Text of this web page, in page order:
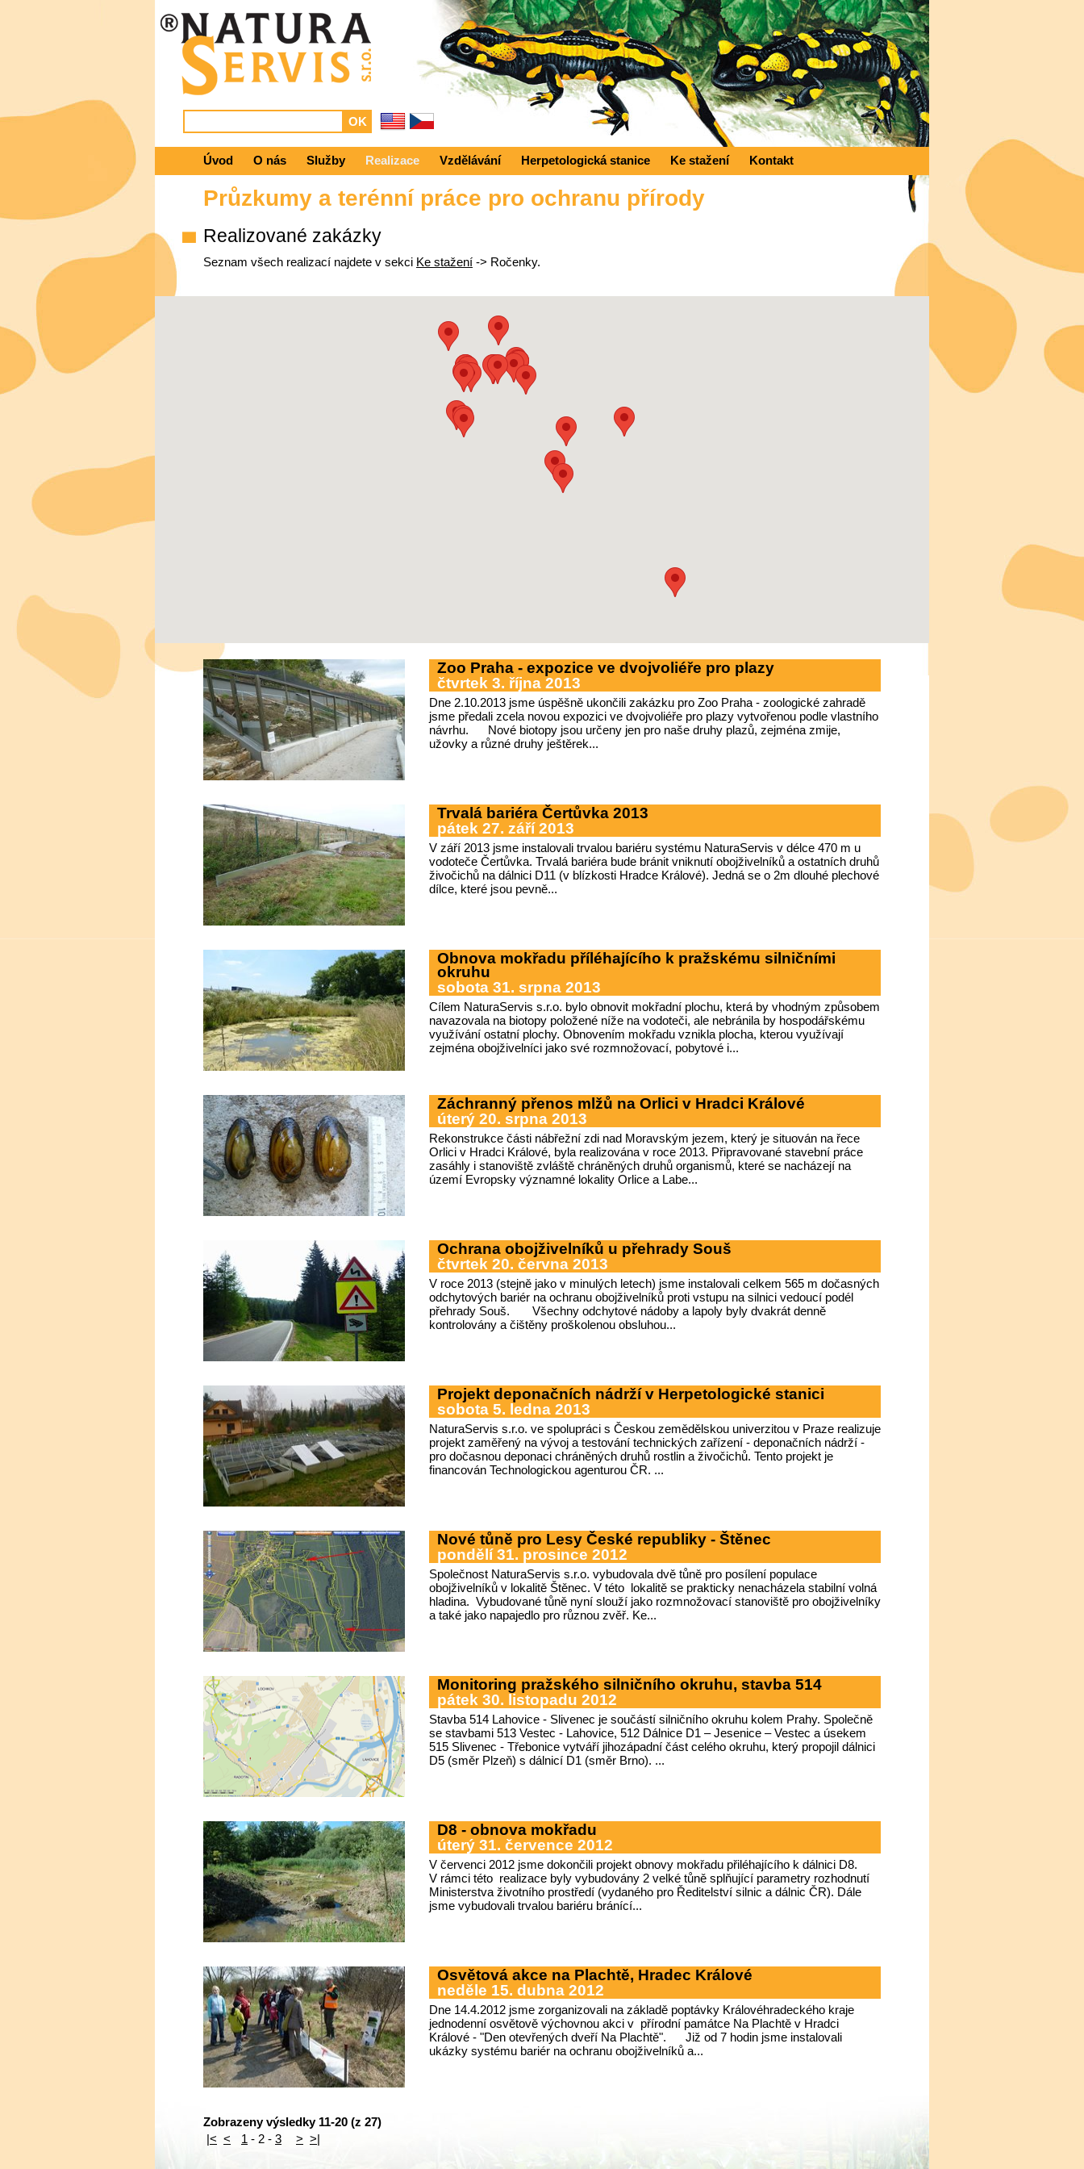
Úvod O nás Služby Realizace Vzdělávání Herpetologická stanice Ke stažení Kontakt
Průzkumy a terénní práce pro ochranu přírody
Realizované zakázky
Seznam všech realizací najdete v sekci Ke stažení -> Ročenky.
Zoo Praha - expozice ve dvojvoliéře pro plazy
čtvrtek 3. října 2013
Dne 2.10.2013 jsme úspěšně ukončili zakázku pro Zoo Praha - zoologické zahradě
jsme předali zcela novou expozici ve dvojvoliéře pro plazy vytvořenou podle vlastního
návrhu. Nové biotopy jsou určeny jen pro naše druhy plazů, zejména zmije,
užovky a různé druhy ještěrek...
Trvalá bariéra Čertůvka 2013
pátek 27. září 2013
V září 2013 jsme instalovali trvalou bariéru systému NaturaServis v délce 470 m u
vodoteče Čertůvka. Trvalá bariéra bude bránit vniknutí obojživelníků a ostatních druhů
živočichů na dálnici D11 (v blízkosti Hradce Králové). Jedná se o 2m dlouhé plechové
dílce, které jsou pevně...
Obnova mokřadu příléhajícího k pražskému silničními
okruhu
sobota 31. srpna 2013
Cílem NaturaServis s.r.o. bylo obnovit mokřadní plochu, která by vhodným způsobem
navazovala na biotopy položené níže na vodoteči, ale nebránila by hospodářskému
využívání ostatní plochy. Obnovením mokřadu vznikla plocha, kterou využívají
zejména obojživelníci jako své rozmnožovací, pobytové i...
Záchranný přenos mlžů na Orlici v Hradci Králové
úterý 20. srpna 2013
Rekonstrukce části nábřežní zdi nad Moravským jezem, který je situován na řece
Orlici v Hradci Králové, byla realizována v roce 2013. Připravované stavební práce
zasáhly i stanoviště zvláště chráněných druhů organismů, které se nacházejí na
území Evropsky významné lokality Orlice a Labe...
Ochrana obojživelníků u přehrady Souš
čtvrtek 20. června 2013
V roce 2013 (stejně jako v minulých letech) jsme instalovali celkem 565 m dočasných
odchytových bariér na ochranu obojživelníků proti vstupu na silnici vedoucí podél
přehrady Souš. Všechny odchytové nádoby a lapoly byly dvakrát denně
kontrolovány a čištěny proškolenou obsluhou...
Projekt deponačních nádrží v Herpetologické stanici
sobota 5. ledna 2013
NaturaServis s.r.o. ve spolupráci s Českou zemědělskou univerzitou v Praze realizuje
projekt zaměřený na vývoj a testování technických zařízení - deponačních nádrží -
pro dočasnou deponaci chráněných druhů rostlin a živočichů. Tento projekt je
financován Technologickou agenturou ČR. ...
Nové tůně pro Lesy České republiky - Štěnec
pondělí 31. prosince 2012
Společnost NaturaServis s.r.o. vybudovala dvě tůně pro posílení populace
obojživelníků v lokalitě Štěnec. V této lokalitě se prakticky nenacházela stabilní volná
hladina. Vybudované tůně nyní slouží jako rozmnožovací stanoviště pro obojživelníky
a také jako napajedlo pro různou zvěř. Ke...
Monitoring pražského silničního okruhu, stavba 514
pátek 30. listopadu 2012
Stavba 514 Lahovice - Slivenec je součástí silničního okruhu kolem Prahy. Společně
se stavbami 513 Vestec - Lahovice, 512 Dálnice D1 – Jesenice – Vestec a úsekem
515 Slivenec - Třebonice vytváří jihozápadní část celého okruhu, který propojil dálnici
D5 (směr Plzeň) s dálnicí D1 (směr Brno). ...
D8 - obnova mokřadu
úterý 31. července 2012
V červenci 2012 jsme dokončili projekt obnovy mokřadu přiléhajícího k dálnici D8.
V rámci této realizace byly vybudovány 2 velké tůně splňující parametry rozhodnutí
Ministerstva životního prostředí (vydaného pro Ředitelství silnic a dálnic ČR). Dále
jsme vybudovali trvalou bariéru bránící...
Osvětová akce na Plachtě, Hradec Králové
neděle 15. dubna 2012
Dne 14.4.2012 jsme zorganizovali na základě poptávky Královéhradeckého kraje
jednodenní osvětově výchovnou akci v přírodní památce Na Plachtě v Hradci
Králové - "Den otevřených dveří Na Plachtě". Již od 7 hodin jsme instalovali
ukázky systému bariér na ochranu obojživelníků a...
Zobrazeny výsledky 11-20 (z 27)
|< < 1 - 2 - 3 > >|